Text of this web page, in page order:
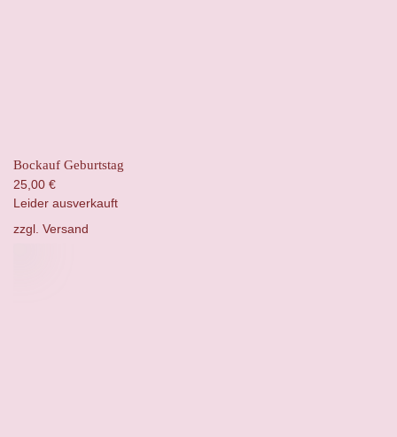
Bockauf Geburtstag
25,00 €
Leider ausverkauft
zzgl. Versand